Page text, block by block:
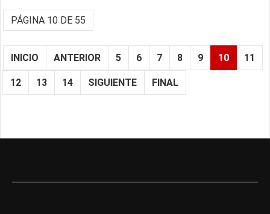
PÁGINA 10 DE 55
INICIO ANTERIOR 5 6 7 8 9 10 11
12 13 14 SIGUIENTE FINAL